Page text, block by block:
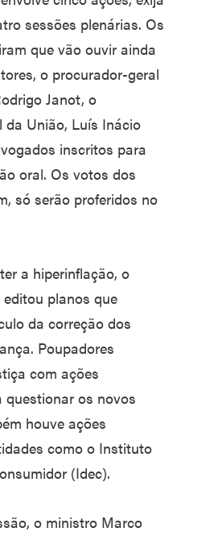
sessões plenárias. Os
que vão ouvir ainda
o procurador-geral
Janot, o
da União, Luís Inácio
inscritos para
oral. Os votos dos
só serão proferidos no
a hiperinflação, o
planos que
da correção dos
Poupadores
com ações
questionar os novos
houve ações
como o Instituto
(Idec).
o ministro Marco